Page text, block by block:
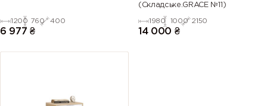
1200 760 400
6 977 ₴
(Складське.GRACE №11)
1980 1000 2150
14 000 ₴